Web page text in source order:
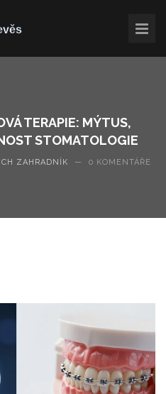
TERAPIE: MÝTUS,
STOMATOLOGIE
ZAHRADNÍK — 0 KOMENTÁŘE